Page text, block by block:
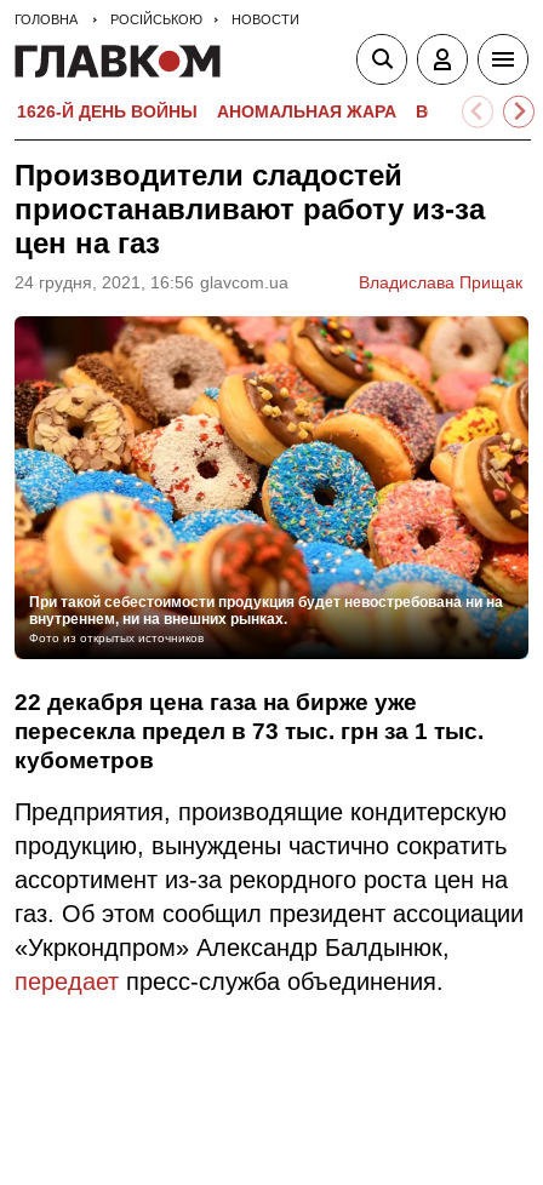
ГОЛОВНА РОСІЙСЬКОЮ НОВОСТИ
1626-Й ДЕНЬ ВОЙНЫ АНОМАЛЬНАЯ ЖАРА
Производители сладостей
приостанавливают работу из-за
цен на газ
24 грудня, 2021, 16:56 glavcom.ua Владислава Прищак
При такой себестоимости продукция будет невостребована ни на
внутреннем, ни на внешних рынках.
Фото из открытых источников
22 декабря цена газа на бирже уже
пересекла предел в 73 тыс. грн за 1 тыс.
кубометров
Предприятия, производящие кондитерскую
продукцию, вынуждены частично сократить
ассортимент из-за рекордного роста цен на
газ. Об этом сообщил президент ассоциации
«Укркондпром» Александр Балдынюк,
передает пресс-служба объединения.